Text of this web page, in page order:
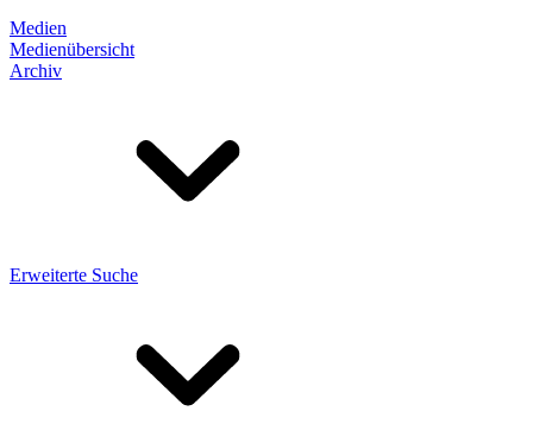
Medien
Medienübersicht
Archiv
Erweiterte Suche